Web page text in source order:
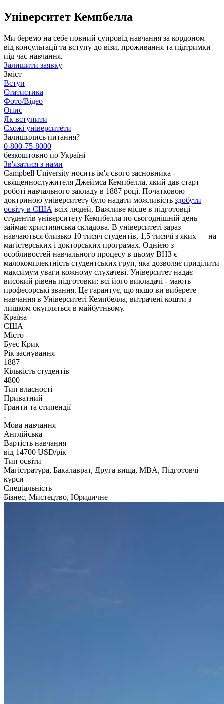
Університет Кемпбелла
Ми беремо на себе повний супровід навчання за кордоном —
від консультації та вступу до візи, проживання та підтримки
під час навчання.
Залишити заявку
Зміст
Вступ
Статистика
Фото/Відео
Опис
Як вступити
Схожі університети
Залишились питання?
0-800-75-8000
безкоштовно по Україні
Зв'язатися з нами
Campbell University носить ім'я свого засновника -
священнослужителя Джеймса Кемпбелла, який дав старт
роботі навчального закладу в 1887 році. Початковою
доктриною університету було надати можливість здобути
освіту в США всіх людей. Важливе місце в підготовці
студентів університету Кемпбелла по сьогоднішній день
займає християнська складова. В університеті зараз
навчаються близько 10 тисяч студентів, 1,5 тисячі з яких — на
магістерських і докторських програмах. Однією з
особливостей навчального процесу в цьому ВНЗ є
малокомплектність студентських груп, яка дозволяє приділити
максимум уваги кожному слухачеві. Університет надає
високий рівень підготовки: всі його викладачі - мають
професорські звання. Це гарантує, що якщо ви виберете
навчання в Університеті Кемпбелла, витрачені кошти з
лишком окупляться в майбутньому.
Країна
США
Місто
Буес Крик
Рік заснування
1887
Кількість студентів
4800
Тип власності
Приватний
Гранти та стипендії
-
Мова навчання
Англійська
Вартість навчання
від 14700 USD/рік
Тип освіти
Магістратура, Бакалаврат, Друга вища, MBA, Підготовчі
курси
Спеціальність
Бізнес, Мистецтво, Юридичне